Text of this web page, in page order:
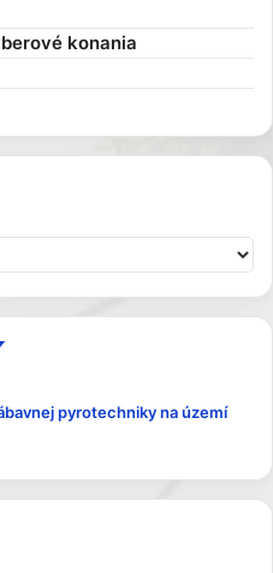
konania
pyrotechniky na území